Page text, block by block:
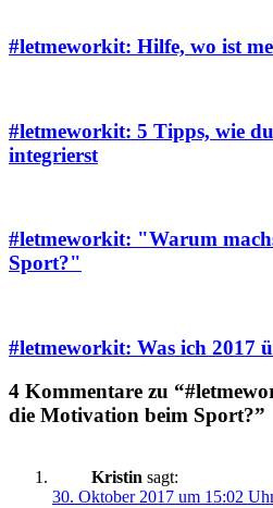
#letmeworkit: Hilfe, wo ist
#letmeworkit: 5 Tipps, wie
integrierst
#letmeworkit: "Warum
Sport?"
#letmeworkit: Was ich 2017
4 Kommentare zu
die Motivation beim Sport?”
Kristin sagt:
30. Oktober 2017 um 15:02